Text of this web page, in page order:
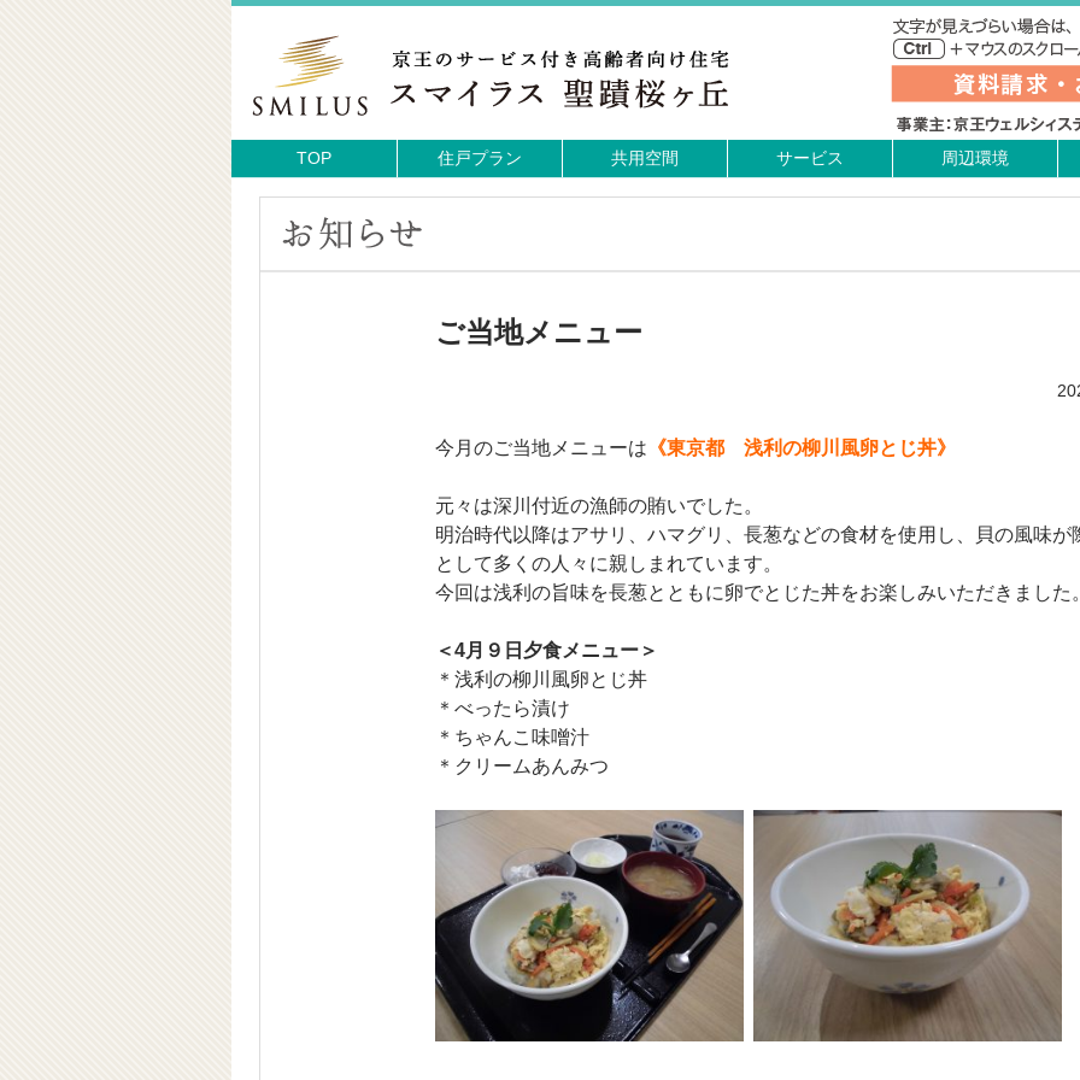
TOP 住戸プラン 共用空間 サービス 周辺環境
ご当地メニュー
今月のご当地メニューは 《東京都 浅利の柳川風卵とじ丼》
元々は深川付近の漁師の賄いでした。
明治時代以降はアサリ、ハマグリ、長葱などの食材を使用し、貝の風味が
として多くの人々に親しまれています。
今回は浅利の旨味を長葱とともに卵でとじた丼をお楽しみいただきました
＜4月９日夕食メニュー＞
＊浅利の柳川風卵とじ丼
＊べったら漬け
＊ちゃんこ味噌汁
＊クリームあんみつ